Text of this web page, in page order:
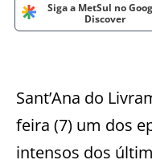
Siga a MetSul no
Discover
Sant’Ana do
feira (7) um dos
intensos dos